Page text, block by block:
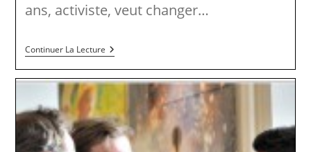
ans, activiste, veut changer…
Continuer La LectureFestival
Armoricourt
–
Supernova